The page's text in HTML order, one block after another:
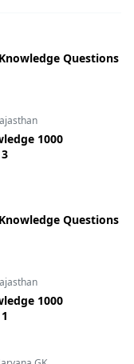
Questions
1000
Questions
1000